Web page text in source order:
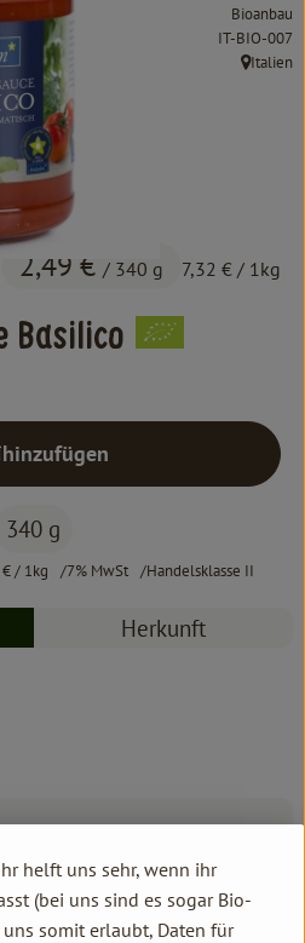
Basilico
2,49 € / 340 g 7,32 € / 1kg
Bioanbau
,IT-BIO-007
,Italien
hinzufügen
Produkt zum Warenkorb
340 g
€/ 1kg 7% MwSt Handelsklasse II
Herkunft
helft uns sehr, wenn ihr
(bei uns sind es sogar Bio-
uns somit erlaubt, Daten für